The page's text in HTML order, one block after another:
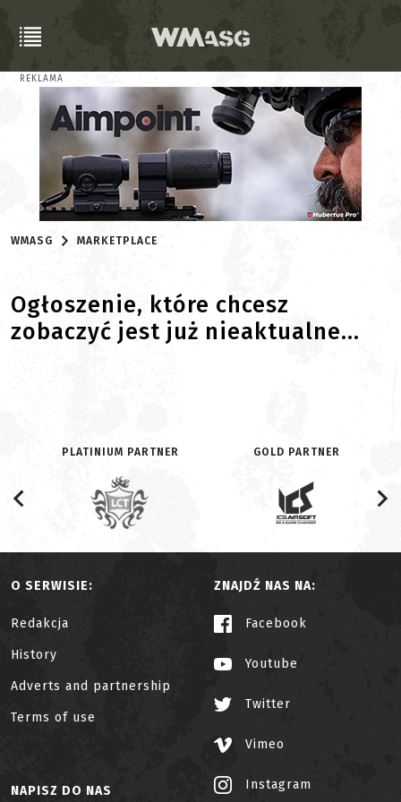
REKLAMA
WMASG MARKETPLACE
Ogłoszenie, które chcesz
zobaczyć jest już nieaktualne...
PLATINIUM PARTNER GOLD PARTNER
O SERWISIE:
Redakcja
History
Adverts and partnership
Terms of use
ZNAJDŹ NAS NA:
Facebook
Youtube
Twitter
Vimeo
Instagram
NAPISZ DO NAS